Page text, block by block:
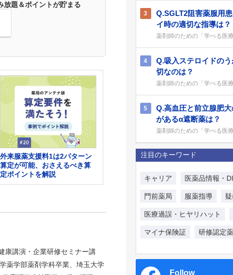
放題＆ポイントが貯まる
外来服薬支援料1は2パターン
算定が可能、おさえるべき算
定ポイントを解説
康講演・企業研修セミナー講
薬学部薬剤学科卒業、埼玉大学
3
Q.SGLT2阻害薬服用
イ時の適切な指導は？
薬剤師のための「学べる医療
4
Q.吸入ステロイドの
切なのは？
薬剤師のための「学べる医療
5
Q.高血圧と前立腺肥
があるα遮断薬は？
薬剤師のための「学べる医療
注目のキーワード
キャリア 医薬品情報・DI
門前薬局 服薬指導
医療過誤・ヒヤリハット
マイナ保険証 研修認定
Follow